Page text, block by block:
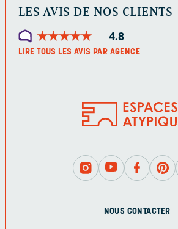
LES AVIS DE NOS CLIENTS
★★★★★
★★★★★ 4.8
LIRE TOUS LES AVIS PAR AGENCE
NOUS CONTACTER